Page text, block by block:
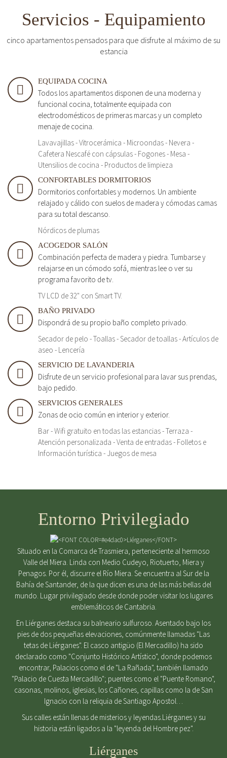
Servicios - Equipamiento
cinco apartamentos pensados para que disfrute al máximo de su
estancia
EQUIPADA COCINA
Todos los apartamentos disponen de una moderna y
funcional cocina, totalmente equipada con
electrodomésticos de primeras marcas y un completo
menaje de cocina.
Lavavajillas - Vitrocerámica - Microondas - Nevera -
Cafetera Nescafé con cápsulas - Fogones - Mesa -
Utensilios de cocina - Productos de limpieza
CONFORTABLES DORMITORIOS
Dormitorios confortables y modernos. Un ambiente
relajado y cálido con suelos de madera y cómodas camas
para su total descanso.
Nórdicos de plumas
ACOGEDOR SALÓN
Combinación perfecta de madera y piedra. Tumbarse y
relajarse en un cómodo sofá, mientras lee o ver su
programa favorito de tv.
TV LCD de 32" con Smart TV.
BAÑO PRIVADO
Dispondrá de su propio baño completo privado.
Secador de pelo - Toallas - Secador de toallas - Artículos de
aseo - Lencería
SERVICIO DE LAVANDERIA
Disfrute de un servicio profesional para lavar sus prendas,
bajo pedido.
SERVICIOS GENERALES
Zonas de ocio común en interior y exterior.
Bar - Wifi gratuito en todas las estancias - Terraza -
Atención personalizada - Venta de entradas - Folletos e
Información turística - Juegos de mesa
Entorno Privilegiado
Situado en la Comarca de Trasmiera, perteneciente al hermoso
Valle del Miera. Linda con Medio Cudeyo, Riotuerto, Miera y
Penagos. Por él, discurre el Río Miera. Se encuentra al Sur de la
Bahía de Santander, de la que dicen es una de las más bellas del
mundo. Lugar privilegiado desde donde poder visitar los lugares
emblemáticos de Cantabria.
En Liérganes destaca su balneario sulfuroso. Asentado bajo los
pies de dos pequeñas elevaciones, comúnmente llamadas "Las
tetas de Liérganes". El casco antigüo (El Mercadillo) ha sido
declarado como "Conjunto Histórico Artístico", donde podemos
encontrar, Palacios como el de "La Rañada", también llamado
"Palacio de Cuesta Mercadillo"; puentes como el "Puente Romano",
casonas, molinos, iglesias, los Cañones, capillas como la de San
Ignacio con la reliquia de Santiago Apostol…
Sus calles están llenas de misterios y leyendas.Liérganes y su
historia están ligados a la "leyenda del Hombre pez".
Liérganes